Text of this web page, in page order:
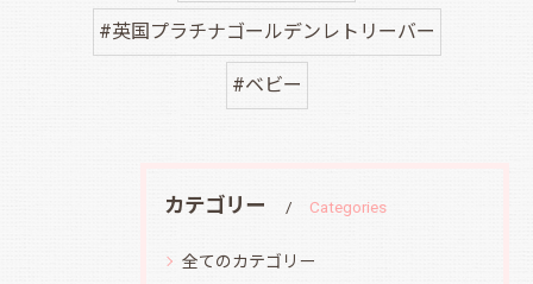
#英国プラチナゴールデンレトリーバー
#ベビー
カテゴリー Categories
全てのカテゴリー